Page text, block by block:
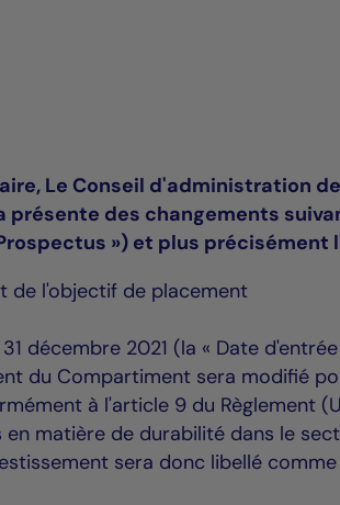
Le Conseil d'administration
présente des changements
») et plus
de l'objectif de placement
décembre 2021 (la « Date
du Compartiment sera modifié
à l'article 9 du Règlement
matière de durabilité dans le
sera donc libellé